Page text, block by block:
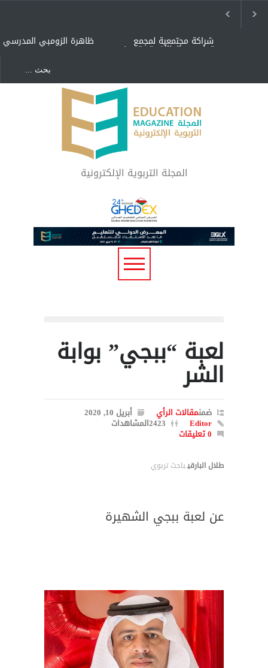
ظاهرة الزومبي المدرسي شراكة مجتمعية لمجمع
تعليمي بالطائف تستهدف
"كنت أنضرب ومافيني إلا
العافية" هل هذا مبرر
لاستمرار أسلوب التربية
المتوارث؟
لماذا تعد برامج توعية الأطفال
بخصوصية الجسد وقاية لا
فضول؟
المجلة التربوية الإلكترونية
لعبة “ببجي” بوابة
الشر
ضمنمقالات الرأي أبريل 10, 2020
Editor 2423المشاهدات
0 تعليقات
طلال البارقيباحث تربوي
عن لعبة ببجي الشهيرة